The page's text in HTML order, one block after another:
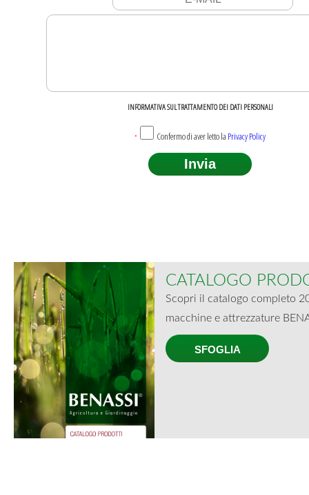
INFORMATIVA SUL TRATTAMENTO DEI DATI PERSONALI
* Confermo di aver letto la Privacy Policy
CATALOGO
Scopri il catalogo completo
macchine e attrezzature
SFOGLIA